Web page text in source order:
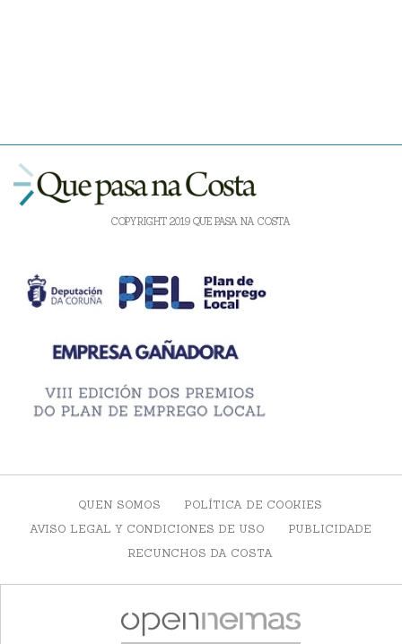
COPYRIGHT 2019 QUE PASA NA COSTA
QUEN SOMOS
POLÍTICA DE COOKIES
AVISO LEGAL Y CONDICIONES DE USO
PUBLICIDADE
RECUNCHOS DA COSTA